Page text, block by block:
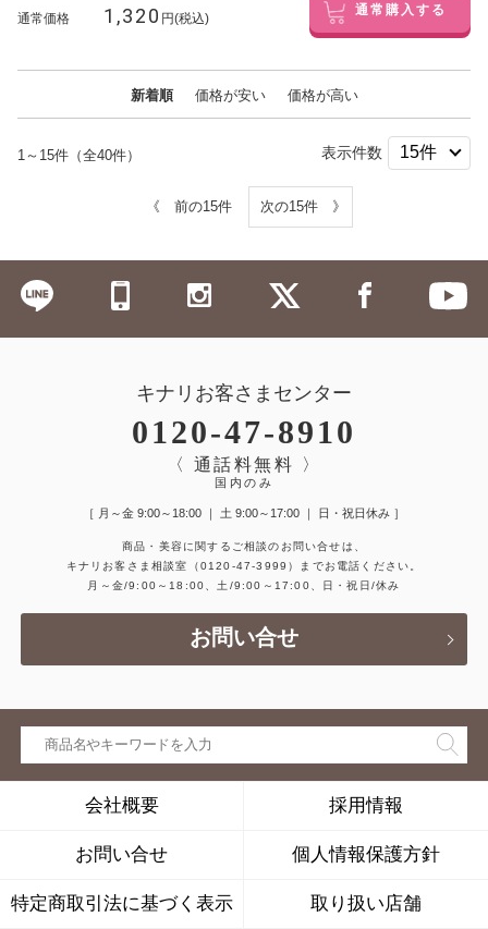
通常価格 1,320 円(税込) 通常購入する
新着順 価格が安い 価格が高い
1～15件（全40件） 表示件数
《 前の15件 次の15件 》
キナリお客さまセンター
0120-47-8910
〈 通話料無料 〉
国内のみ
［ 月～金 9:00～18:00 ｜ 土 9:00～17:00 ｜ 日・祝日休み ］
商品・美容に関するご相談のお問い合せは、
キナリお客さま相談室
（0120-47-3999）
までお電話ください。
月～金/9:00～18:00、土/9:00～17:00、日・祝日/休み
お問い合せ
会社概要 採用情報
お問い合せ 個人情報保護方針
特定商取引法に基づく表示 取り扱い店舗